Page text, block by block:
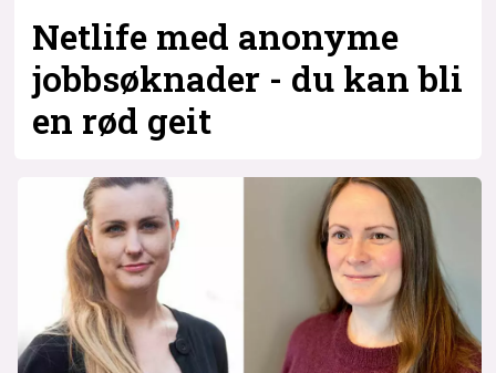
Netlife med anonyme
jobbsøknader - du kan bli
en rød geit